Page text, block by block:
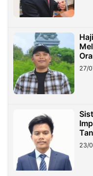
27/
23/